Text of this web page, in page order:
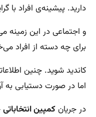
دارید. پیشینه‌ی افراد
و اجتماعی در این زمینه
برای چه دسته از افراد
کاندید شوید. چنین
اما در صورت دستیابی به
در جریانکمپین انتخاباتی